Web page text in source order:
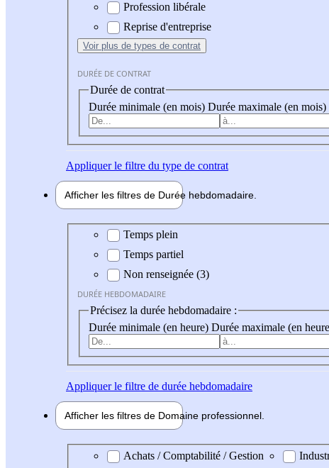
Profession libérale
Reprise d'entreprise
Voir plus de types de contrat
DURÉE DE CONTRAT
Durée de contrat
Durée minimale (en mois) Durée maximale (en mois)
Appliquerle filtre du type de contrat
Afficher les filtres de Durée hebdomadaire
Durée hebdomadaire
Temps plein
Temps partiel
Non renseignée (3)
DURÉE HEBDOMADAIRE
Précisez la durée hebdomadaire :
Durée minimale (en heure) Durée maximale (en
Appliquerle filtre de durée hebdomadaire
Afficher les filtres de Domaine professionnel
Domaine professionel
Achats / Comptabilité / Gestion